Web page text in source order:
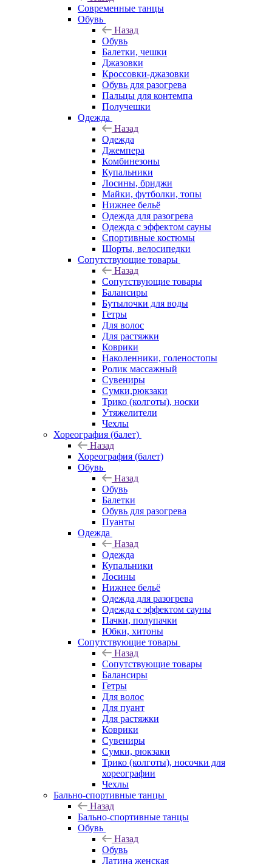
Современные танцы
Обувь
Назад
Обувь
Балетки, чешки
Джазовки
Кроссовки-джазовки
Обувь для разогрева
Пальцы для контемпа
Получешки
Одежда
Назад
Одежда
Джемпера
Комбинезоны
Купальники
Лосины, бриджи
Майки, футболки, топы
Нижнее бельё
Одежда для разогрева
Одежда с эффектом сауны
Спортивные костюмы
Шорты, велосипедки
Сопутствующие товары
Назад
Сопутствующие товары
Балансиры
Бутылочки для воды
Гетры
Для волос
Для растяжки
Коврики
Наколенники, голеностопы
Ролик массажный
Сувениры
Сумки,рюкзаки
Трико (колготы), носки
Утяжелители
Чехлы
Хореография (балет)
Назад
Хореография (балет)
Обувь
Назад
Обувь
Балетки
Обувь для разогрева
Пуанты
Одежда
Назад
Одежда
Купальники
Лосины
Нижнее бельё
Одежда для разогрева
Одежда с эффектом сауны
Пачки, полупачки
Юбки, хитоны
Сопутствующие товары
Назад
Сопутствующие товары
Балансиры
Гетры
Для волос
Для пуант
Для растяжки
Коврики
Сувениры
Сумки, рюкзаки
Трико (колготы), носочки для
хореографии
Чехлы
Бально-спортивные танцы
Назад
Бально-спортивные танцы
Обувь
Назад
Обувь
Латина женская